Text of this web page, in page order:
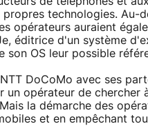
technologies. Au-
opérateurs auraient
éditrice d'un système
son OS leur possible
DoCoMo avec ses
un opérateur de
la démarche des
et en empêchant